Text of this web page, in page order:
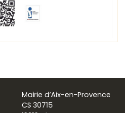
Mairie d’Aix-en-Provence
CS 30715